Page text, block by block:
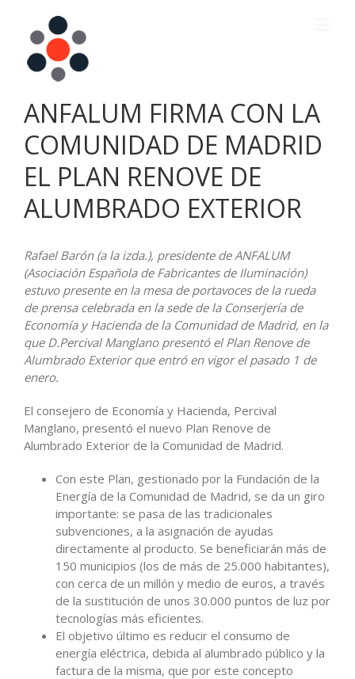
ANFALUM FIRMA CON LA
COMUNIDAD DE MADRID
EL PLAN RENOVE DE
ALUMBRADO EXTERIOR
Rafael Barón (a la izda.), presidente de ANFALUM
(Asociación Española de Fabricantes de Iluminación)
estuvo presente en la mesa de portavoces de la rueda
de prensa celebrada en la sede de la Conserjería de
Economía y Hacienda de la Comunidad de Madrid, en la
que D.Percival Manglano presentó el Plan Renove de
Alumbrado Exterior que entró en vigor el pasado 1 de
enero.
El consejero de Economía y Hacienda, Percival
Manglano, presentó el nuevo Plan Renove de
Alumbrado Exterior de la Comunidad de Madrid.
Con este Plan, gestionado por la Fundación de la
Energía de la Comunidad de Madrid, se da un giro
importante: se pasa de las tradicionales
subvenciones, a la asignación de ayudas
directamente al producto. Se beneficiarán más de
150 municipios (los de más de 25.000 habitantes),
con cerca de un millón y medio de euros, a través
de la sustitución de unos 30.000 puntos de luz por
tecnologías más eficientes.
El objetivo último es reducir el consumo de
energía eléctrica, debida al alumbrado público y la
factura de la misma, que por este concepto